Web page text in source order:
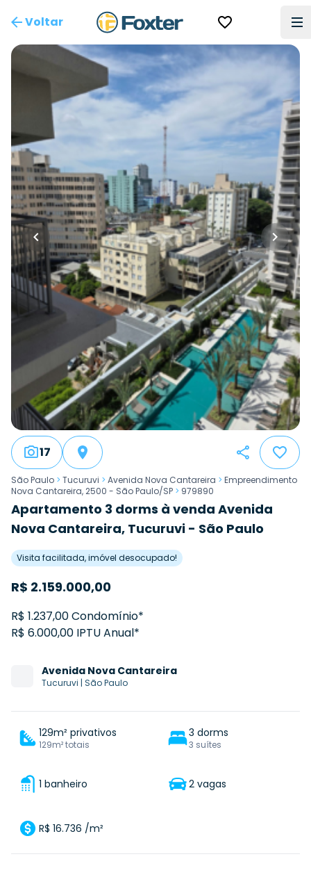
Voltar
17
São Paulo > Tucuruvi > Avenida Nova Cantareira > Empreendimento
Nova Cantareira, 2500 - São Paulo/SP > 979890
Apartamento 3 dorms à venda Avenida
Nova Cantareira, Tucuruvi - São Paulo
Visita facilitada, imóvel desocupado!
R$ 2.159.000,00
R$ 1.237,00 Condomínio*
R$ 6.000,00 IPTU Anual*
Avenida Nova Cantareira
Tucuruvi | São Paulo
129m² privativos
129m² totais
3 dorms
3 suítes
1 banheiro 2 vagas
R$ 16.736 /m²